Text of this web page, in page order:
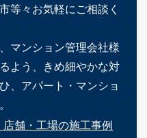
等々お気軽にご相談く
マンション管理会社様
よう、きめ細やかな対
、アパート・マンショ
舗・工場の施工事例